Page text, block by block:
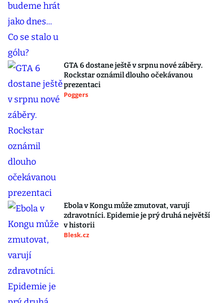
GTA 6 dostane ještě v srpnu nové záběry.
Rockstar oznámil dlouho očekávanou
prezentaci
Poggers
Ebola v Kongu může zmutovat, varují
zdravotníci. Epidemie je prý druhá největší
v historii
Blesk.cz